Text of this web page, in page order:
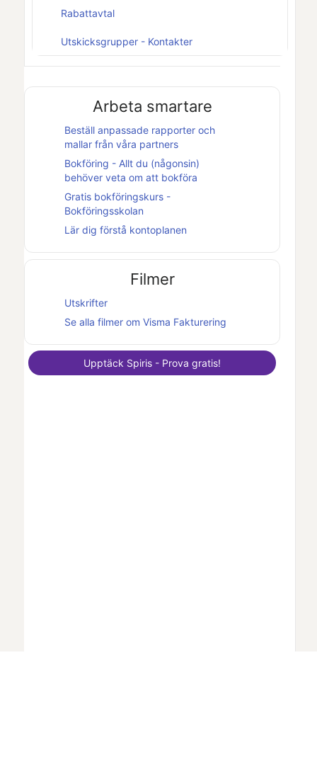
Rabattavtal
Utskicksgrupper - Kontakter
Arbeta smartare
Beställ anpassade rapporter och
mallar från våra partners
Bokföring - Allt du (någonsin)
behöver veta om att bokföra
Gratis bokföringskurs -
Bokföringsskolan
Lär dig förstå kontoplanen
Filmer
Utskrifter
Se alla filmer om Visma Fakturering
Upptäck Spiris - Prova gratis!